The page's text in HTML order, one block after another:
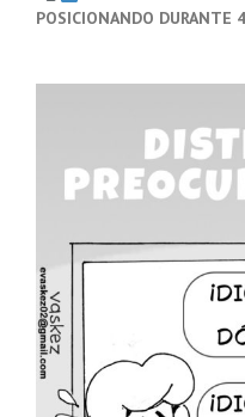
POSICIONANDO